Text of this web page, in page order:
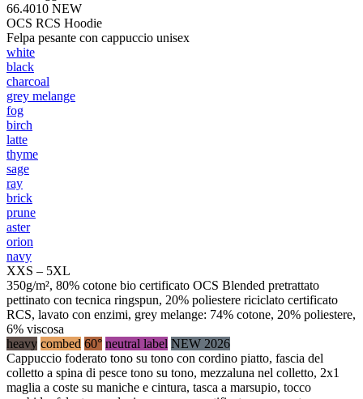
66.4010 NEW
OCS RCS Hoodie
Felpa pesante con cappuccio unisex
white
black
charcoal
grey melange
fog
birch
latte
thyme
sage
ray
brick
prune
aster
orion
navy
XXS – 5XL
350g/m², 80% cotone bio certificato OCS Blended pretrattato
pettinato con tecnica ringspun, 20% poliestere riciclato certificato
RCS, lavato con enzimi, grey melange: 74% cotone, 20% poliestere,
6% viscosa
heavy combed 60° neutral label NEW 2026
Cappuccio foderato tono su tono con cordino piatto, fascia del
colletto a spina di pesce tono su tono, mezzaluna nel colletto, 2x1
maglia a coste su maniche e cintura, tasca a marsupio, tocco